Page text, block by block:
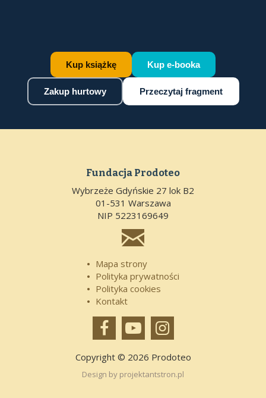
Kup książkę Kup e-booka
Zakup hurtowy Przeczytaj fragment
Fundacja Prodoteo
Wybrzeże Gdyńskie 27 lok B2
01-531 Warszawa
NIP 5223169649

Mapa strony
Polityka prywatności
Polityka cookies
Kontakt
  
Copyright © 2026 Prodoteo
Design by projektantstron.pl